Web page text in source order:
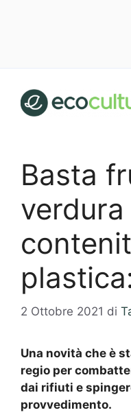
contenuto
Basta
2 Ottobre 2021 di
Una novità che è
regio per
dai rifiuti e
provvedimento.